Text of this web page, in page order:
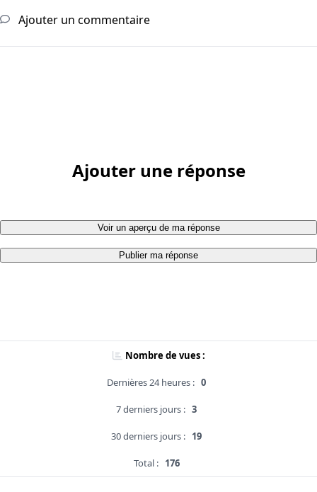
Ajouter un commentaire
Ajouter une réponse
Voir un aperçu de ma réponse
Publier ma réponse
Nombre de vues :
Dernières 24 heures : 0
7 derniers jours : 3
30 derniers jours : 19
Total : 176